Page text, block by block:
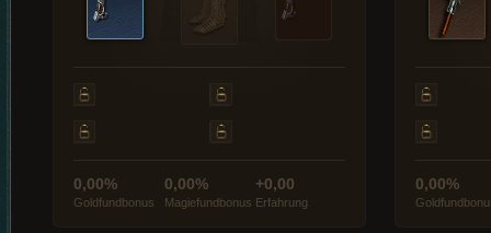
0,00%
Goldfundbonus
0,00%
Magiefundbonus
+0,00
Erfahrung
0,00%